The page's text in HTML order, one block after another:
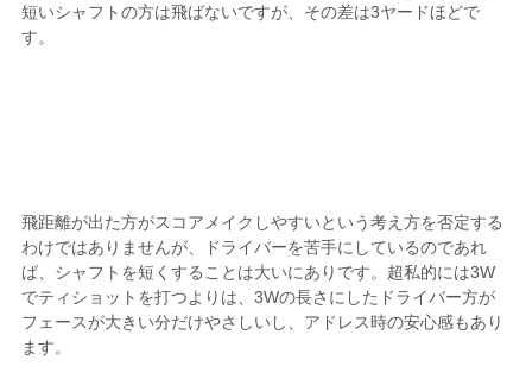
短いシャフトの方は飛ばないですが、その差は3ヤードほどで
す。
飛距離が出た方がスコアメイクしやすいという考え方を否定する
わけではありませんが、ドライバーを苦手にしているのであれ
ば、シャフトを短くすることは大いにありです。超私的には3W
でティショットを打つよりは、3Wの長さにしたドライバー方が
フェースが大きい分だけやさしいし、アドレス時の安心感もあり
ます。